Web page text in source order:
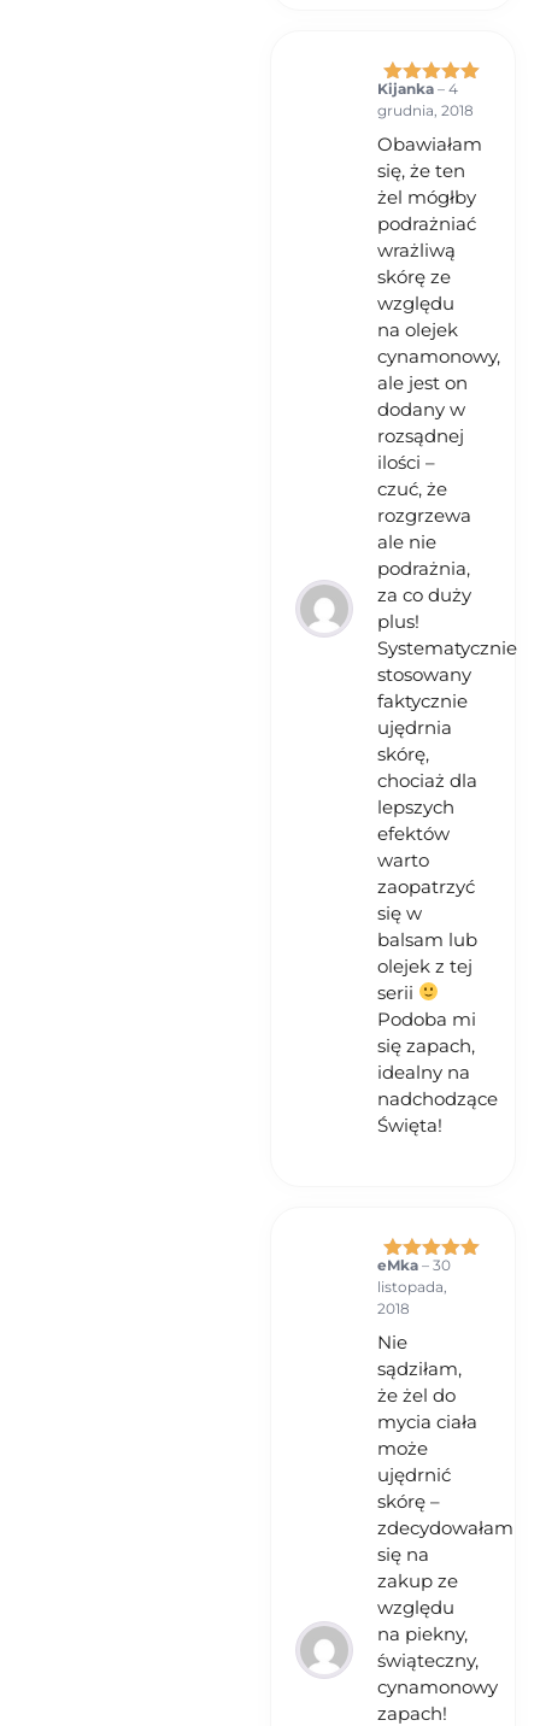
Oceniono
na 5
Kijanka – 4
grudnia, 2018
Obawiałam
się, że ten
żel mógłby
podrażniać
wrażliwą
skórę ze
względu
na olejek
cynamonowy,
ale jest on
dodany w
rozsądnej
ilości –
czuć, że
rozgrzewa
ale nie
podrażnia,
za co duży
plus!
Systematycznie
stosowany
faktycznie
ujędrnia
skórę,
chociaż dla
lepszych
efektów
warto
zaopatrzyć
się w
balsam lub
olejek z tej
serii
Podoba mi
się zapach,
idealny na
nadchodzące
Święta!
Oceniono
na 5
eMka – 30
listopada,
2018
Nie
sądziłam,
że żel do
mycia ciała
może
ujędrnić
skórę –
zdecydowałam
się na
zakup ze
względu
na piekny,
świąteczny,
cynamonowy
zapach!